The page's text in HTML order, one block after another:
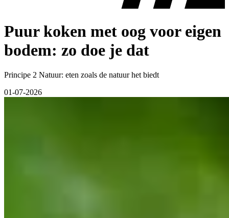
Puur koken met oog voor eigen
bodem: zo doe je dat
Principe 2 Natuur: eten zoals de natuur het biedt
01-07-2026